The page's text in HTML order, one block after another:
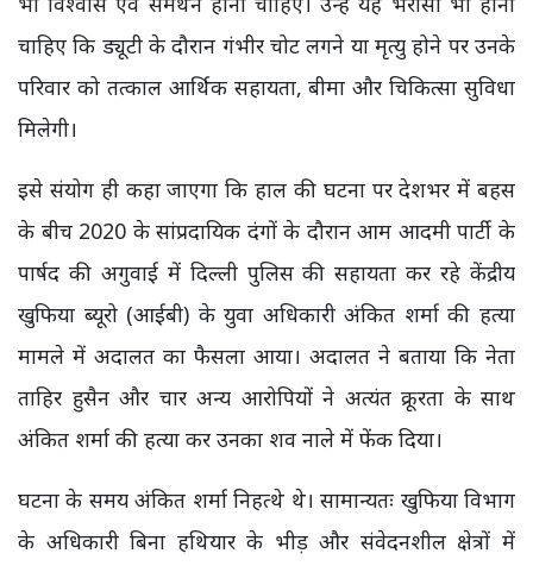
चाहिए कि ड्यूटी के दौरान गंभीर चोट लगने या मृत्यु होने पर उनके
परिवार को तत्काल आर्थिक सहायता, बीमा और चिकित्सा सुविधा
मिलेगी।
इसे संयोग ही कहा जाएगा कि हाल की घटना पर देशभर में बहस
के बीच 2020 के सांप्रदायिक दंगों के दौरान आम आदमी पार्टी के
पार्षद की अगुवाई में दिल्ली पुलिस की सहायता कर रहे केंद्रीय
खुफिया ब्यूरो (आईबी) के युवा अधिकारी अंकित शर्मा की हत्या
मामले में अदालत का फैसला आया। अदालत ने बताया कि नेता
ताहिर हुसैन और चार अन्य आरोपियों ने अत्यंत क्रूरता के साथ
अंकित शर्मा की हत्या कर उनका शव नाले में फेंक दिया।
घटना के समय अंकित शर्मा निहत्थे थे। सामान्यतः खुफिया विभाग
के अधिकारी बिना हथियार के भीड़ और संवेदनशील क्षेत्रों में